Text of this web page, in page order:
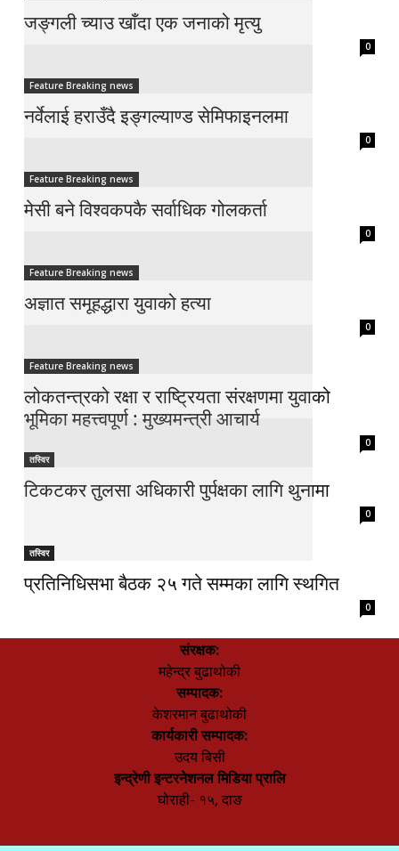
जङ्गली च्याउ खाँदा एक जनाको मृत्यु
0
Feature Breaking news
नर्वेलाई हराउँदै इङ्गल्याण्ड सेमिफाइनलमा
0
Feature Breaking news
मेसी बने विश्वकपकै सर्वाधिक गोलकर्ता
0
Feature Breaking news
अज्ञात समूहद्धारा युवाको हत्या
0
Feature Breaking news
लोकतन्त्रको रक्षा र राष्ट्रियता संरक्षणमा युवाको
भूमिका महत्त्वपूर्ण : मुख्यमन्त्री आचार्य
0
तस्विर
टिकटकर तुलसा अधिकारी पुर्पक्षका लागि थुनामा
0
तस्विर
प्रतिनिधिसभा बैठक २५ गते सम्मका लागि स्थगित
0
संरक्षक:
महेन्द्र बुढाथोकी
सम्पादक:
केशरमान बुढाथोकी
कार्यकारी सम्पादक:
उदय बिसी
इन्द्रेणी इन्टरनेशनल मिडिया प्रालि
घोराही- १५, दाङ